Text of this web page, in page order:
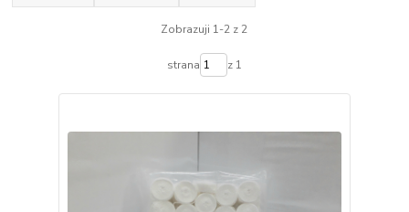
Zobrazuji 1-2 z 2
strana z 1